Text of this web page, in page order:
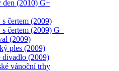
den (2010) G+
čertem (2009)
čertem (2009) G+
(2009)
ples (2009)
divadlo (2009)
vánoční trhy